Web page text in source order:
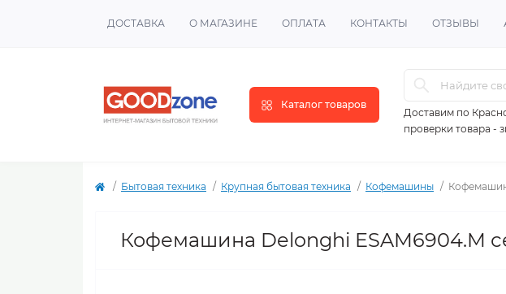
ДОСТАВКА О МАГАЗИНЕ ОПЛАТА КОНТАКТЫ ОТЗЫВЫ
Каталог товаров
Доставим по
проверки товара -
Бытовая техника Крупная бытовая техника Кофемашины
Кофемашина Delonghi ESAM6904.M